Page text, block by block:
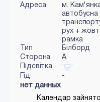
Адреса
м.
автобусна
рух +
рамка
Тип
Білборд
Сторона
A
Підсвітка
Гід
-
нет данных
Календар